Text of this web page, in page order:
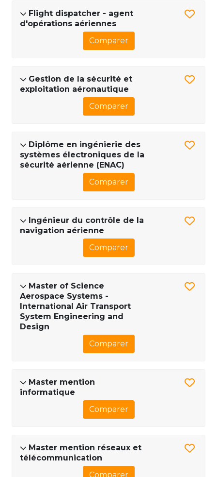
Flight dispatcher - agent
d'opérations aériennes
Comparer
Gestion de la sécurité et
exploitation aéronautique
Comparer
Diplôme en ingénierie des
systèmes électroniques de la
sécurité aérienne (ENAC)
Comparer
Ingénieur du contrôle de la
navigation aérienne
Comparer
Master of Science
Aerospace Systems -
International Air Transport
System Engineering and
Design
Comparer
Master mention
informatique
Comparer
Master mention réseaux et
télécommunication
Comparer